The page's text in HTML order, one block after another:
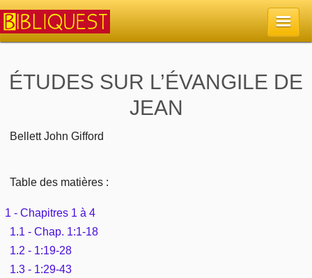
Retour à l'accueil
Quoi de neuf sur Bibliquest
Sujets d'actualité
Librairies, éditeurs
La Bible
Lisez la Bible
Écoutez la Bible
Rechercher (concordance)
Tous les sujets
Études et commentaires par passage
ÉTUDES SUR L’ÉVANGILE DE
JEAN
Bellett John Gifford
Table des matières :
1 - Chapitres 1 à 4
1.1 - Chap. 1:1-18
1.2 - 1:19-28
1.3 - 1:29-43